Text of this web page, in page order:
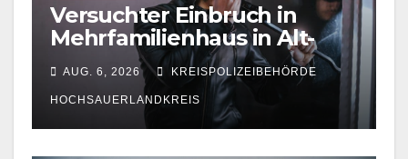
Versuchter Einbruch in
Mehrfamilienhaus in Alt-
Arnsberg: Polizei sucht
Zeugen
AUG. 6, 2026 KREISPOLIZEIBEHÖRDE
HOCHSAUERLANDKREIS